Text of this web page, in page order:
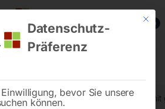
0
Druckluftzubehör Profi-Blaspistole
Mit
Datenschutz-
Präferenz
bevor Sie unsere
können.